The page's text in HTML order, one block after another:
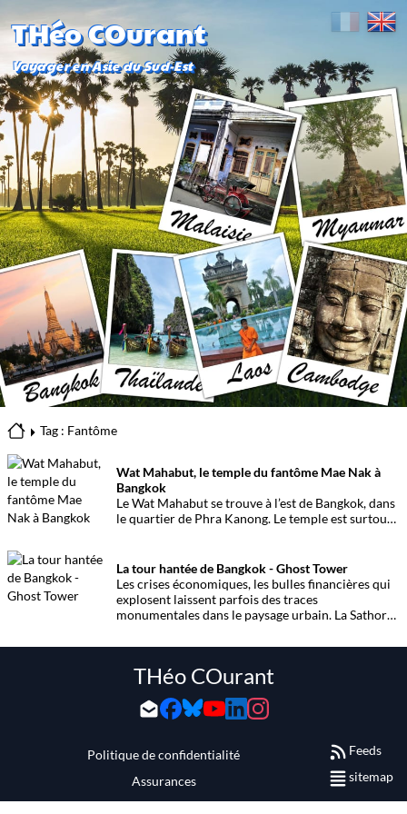
THéo COurant
Voyager en Asie du Sud-Est
Tag : Fantôme
Wat Mahabut, le temple du fantôme Mae Nak à
Bangkok
Le Wat Mahabut se trouve à l’est de Bangkok, dans
le quartier de Phra Kanong. Le temple est surtout
La tour hantée de Bangkok - Ghost Tower
Les crises économiques, les bulles financières qui
explosent laissent parfois des traces
monumentales dans le paysage urbain. La Sathorn
Tower.
THéo COurant
Politique de confidentialité
Assurances
Feeds
sitemap